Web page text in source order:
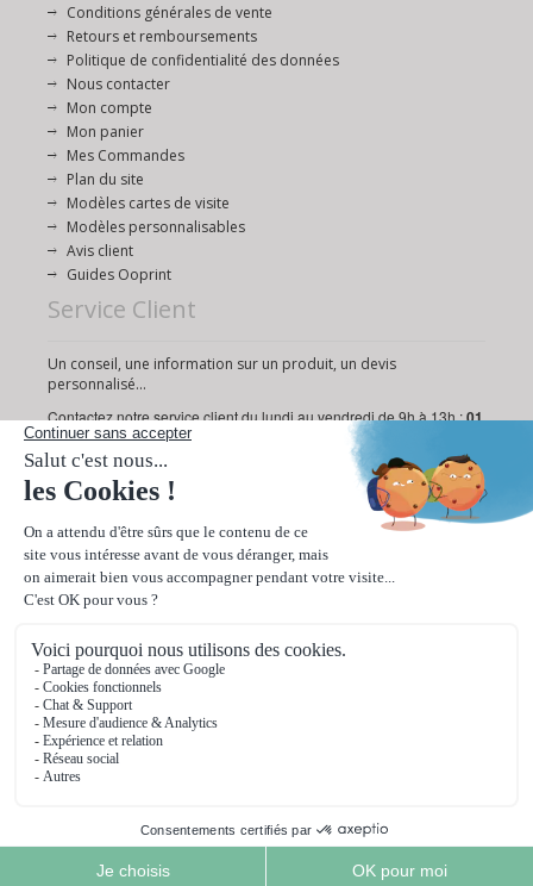
Conditions générales de vente
Retours et remboursements
Politique de confidentialité des données
Nous contacter
Mon compte
Mon panier
Mes Commandes
Plan du site
Modèles cartes de visite
Modèles personnalisables
Avis client
Guides Ooprint
Service Client
Un conseil, une information sur un produit, un devis
personnalisé...
Contactez notre service client du lundi au vendredi de 9h à 13h :01
72 95 18 19
Ou via notreformulaire de contact
Paiement sécurisé
Livraison rapide en 24/48h
© 2026 Ooprint. Tous droits réservés.
ooprint est un service de Web Printing International
86 bis rue de la République 92800 Puteaux (France)